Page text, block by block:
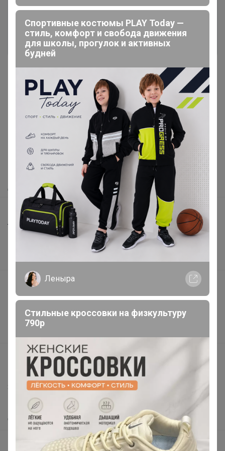
Это займет меньше минуты
Войти Зарегистрироваться
Реклама
Как здесь все устроено?
Как сделать заказ?
Как получить?
Доставка
Шоурумы
Торговые марки
В наличии
Подарочные сертификаты
Реклама на сайте
Поставщикам
support@24-ok.ru
Написать в поддержку
Защита покупателя
Помощь
О нас
Все предложения
Спортивные костюмы PLAY Today —
стиль, комфорт и свобода движения
для школы, прогулок и активных
будней
Леныра
Стильные кроссовки на физкультуру
790р